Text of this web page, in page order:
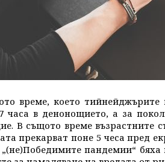
време, което
часа в денонощието, а за
В същото време възрастните
прекарват поне 5 чеса пред
пандемии“